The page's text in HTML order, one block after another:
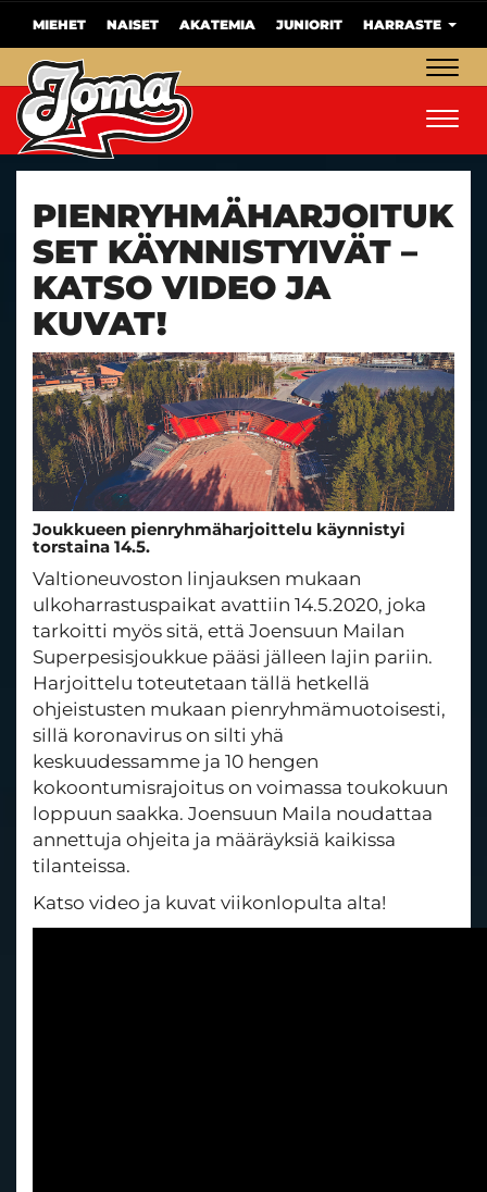
MIEHET NAISET AKATEMIA JUNIORIT HARRASTE
PIENRYHMÄHARJOITUK
SET KÄYNNISTYIVÄT –
KATSO VIDEO JA
KUVAT!
Joukkueen pienryhmäharjoittelu käynnistyi
torstaina 14.5.
Valtioneuvoston linjauksen mukaan
ulkoharrastuspaikat avattiin 14.5.2020, joka
tarkoitti myös sitä, että Joensuun Mailan
Superpesisjoukkue pääsi jälleen lajin pariin.
Harjoittelu toteutetaan tällä hetkellä
ohjeistusten mukaan pienryhmämuotoisesti,
sillä koronavirus on silti yhä
keskuudessamme ja 10 hengen
kokoontumisrajoitus on voimassa toukokuun
loppuun saakka. Joensuun Maila noudattaa
annettuja ohjeita ja määräyksiä kaikissa
tilanteissa.
Katso video ja kuvat viikonlopulta alta!